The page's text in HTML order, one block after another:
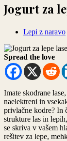
Jogurt za
Lepi z naravo
Spread the love
Imate skodrane
naelektreni in
privlačne kodre? In
strukture las in
se skriva v vašem
rešitev za lepe,